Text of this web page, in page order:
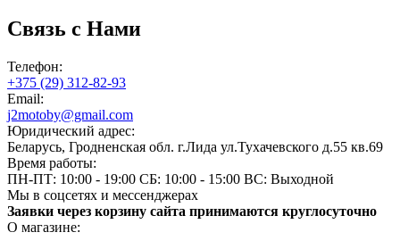
Связь с Нами
Телефон:
+375 (29) 312-82-93
Email:
j2motoby@gmail.com
Юридический адрес:
Беларусь, Гродненская обл. г.Лида ул.Тухачевского д.55 кв.69
Время работы:
ПН-ПТ: 10:00 - 19:00 СБ: 10:00 - 15:00 ВС: Выходной
Мы в соцсетях и мессенджерах
Заявки через корзину сайта принимаются круглосуточно
О магазине: